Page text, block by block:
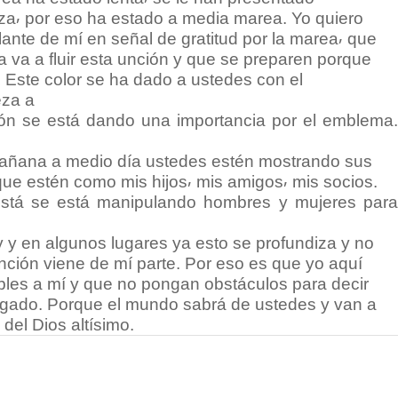
por eso ha estado a media marea. Yo quiero
de mí en señal de gratitud por la marea⸴ que
va a fluir esta unción y que se preparen porque
color se ha dado a ustedes con el
a
se está dando una importancia por el emblema.
a medio día ustedes estén mostrando sus
estén como mis hijos⸴ mis amigos⸴ mis socios.
se está manipulando hombres y mujeres para
en algunos lugares ya esto se profundiza y no
viene de mí parte. Por eso es que yo aquí
a mí y que no pongan obstáculos para decir
Porque el mundo sabrá de ustedes y van a
Dios altísimo.